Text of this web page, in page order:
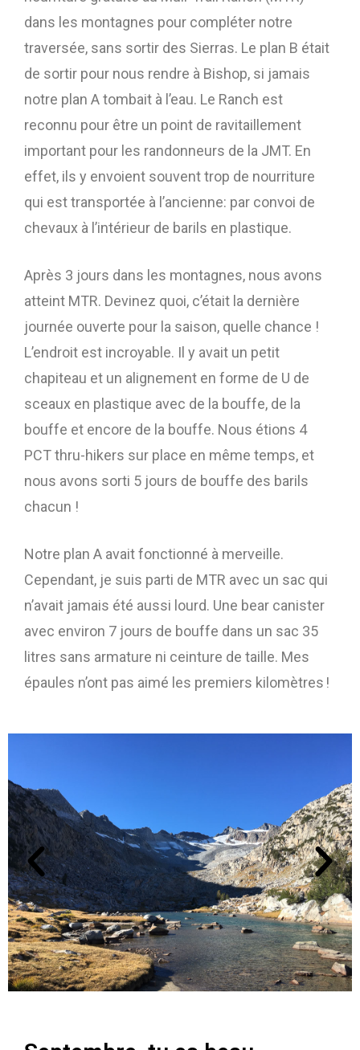
dans les montagnes pour compléter notre
traversée, sans sortir des Sierras. Le plan B était
de sortir pour nous rendre à Bishop, si jamais
notre plan A tombait à l’eau. Le Ranch est
reconnu pour être un point de ravitaillement
important pour les randonneurs de la JMT. En
effet, ils y envoient souvent trop de nourriture
qui est transportée à l’ancienne: par convoi de
chevaux à l’intérieur de barils en plastique.
Après 3 jours dans les montagnes, nous avons
atteint MTR. Devinez quoi, c’était la dernière
journée ouverte pour la saison, quelle chance !
L’endroit est incroyable. Il y avait un petit
chapiteau et un alignement en forme de U de
sceaux en plastique avec de la bouffe, de la
bouffe et encore de la bouffe. Nous étions 4
PCT thru-hikers sur place en même temps, et
nous avons sorti 5 jours de bouffe des barils
chacun !
Notre plan A avait fonctionné à merveille.
Cependant, je suis parti de MTR avec un sac qui
n’avait jamais été aussi lourd. Une bear canister
avec environ 7 jours de bouffe dans un sac 35
litres sans armature ni ceinture de taille. Mes
épaules n’ont pas aimé les premiers kilomètres !